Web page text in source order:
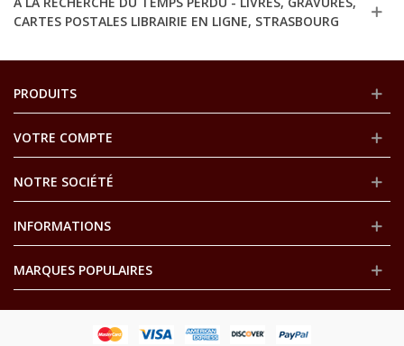
CARTES POSTALES LIBRAIRIE EN LIGNE, STRASBOURG
PRODUITS
VOTRE COMPTE
NOTRE SOCIÉTÉ
INFORMATIONS
MARQUES POPULAIRES